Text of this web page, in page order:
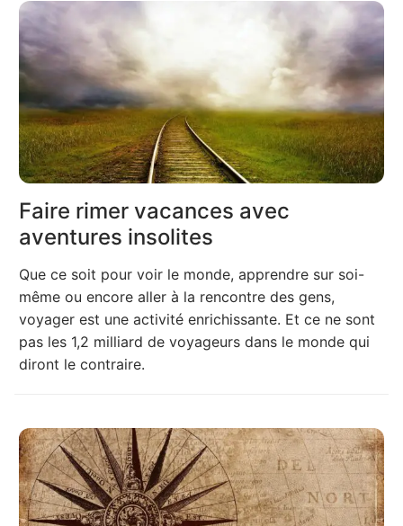
Faire rimer vacances avec
aventures insolites
Que ce soit pour voir le monde, apprendre sur soi-
même ou encore aller à la rencontre des gens,
voyager est une activité enrichissante. Et ce ne sont
pas les 1,2 milliard de voyageurs dans le monde qui
diront le contraire.